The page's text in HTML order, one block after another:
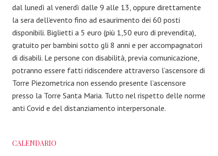
dal lunedì al venerdì dalle 9 alle 13, oppure direttamente
la sera dell’evento fino ad esaurimento dei 60 posti
disponibili. Biglietti a 5 euro (più 1,50 euro di prevendita),
gratuito per bambini sotto gli 8 anni e per accompagnatori
di disabili. Le persone con disabilità, previa comunicazione,
potranno essere fatti ridiscendere attraverso l’ascensore di
Torre Piezometrica non essendo presente l’ascensore
presso la Torre Santa Maria. Tutto nel rispetto delle norme
anti Covid e del distanziamento interpersonale.
CALENDARIO